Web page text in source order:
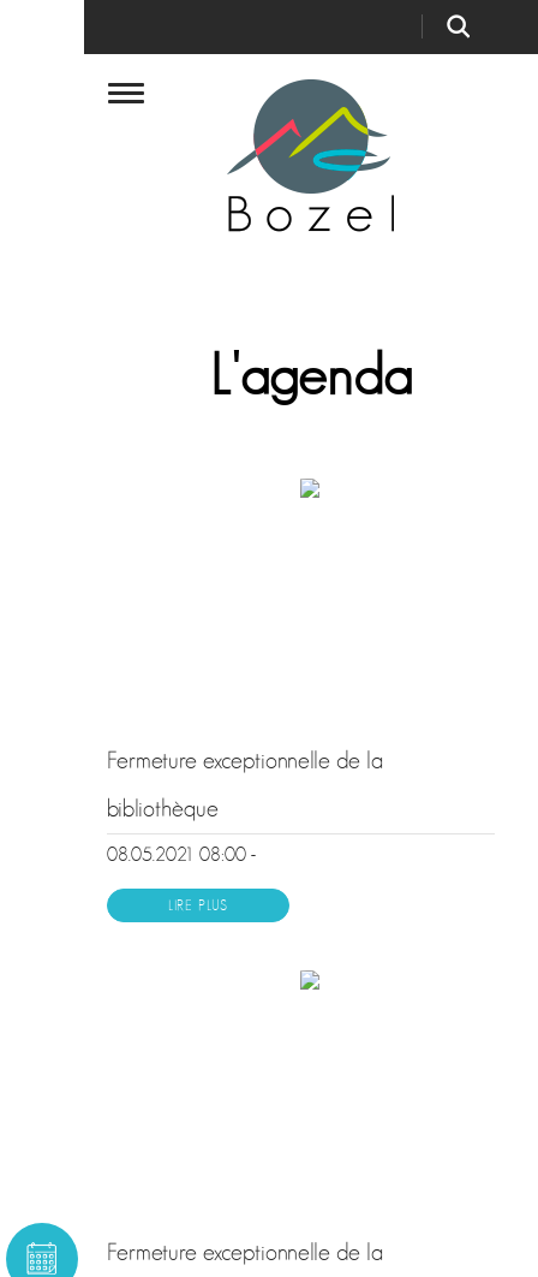
»Page 4
L'agenda
Fermeture exceptionnelle de la
bibliothèque
08.05.2021 08:00 -
LIRE PLUS
Fermeture exceptionnelle de la